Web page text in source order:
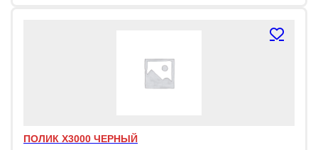
ПОЛИК X3000 ЧЕРНЫЙ